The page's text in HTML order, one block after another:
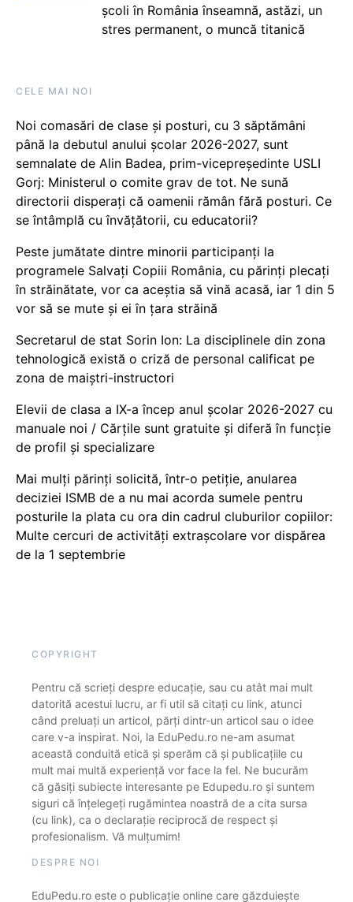
școli în România înseamnă, astăzi, un
stres permanent, o muncă titanică
CELE MAI NOI
Noi comasări de clase și posturi, cu 3 săptămâni
până la debutul anului școlar 2026-2027, sunt
semnalate de Alin Badea, prim-vicepreședinte USLI
Gorj: Ministerul o comite grav de tot. Ne sună
directorii disperați că oamenii rămân fără posturi. Ce
se întâmplă cu învățătorii, cu educatorii?
Peste jumătate dintre minorii participanți la
programele Salvați Copiii România, cu părinți plecați
în străinătate, vor ca aceștia să vină acasă, iar 1 din 5
vor să se mute și ei în țara străină
Secretarul de stat Sorin Ion: La disciplinele din zona
tehnologică există o criză de personal calificat pe
zona de maiștri-instructori
Elevii de clasa a IX-a încep anul școlar 2026-2027 cu
manuale noi / Cărțile sunt gratuite și diferă în funcție
de profil și specializare
Mai mulți părinți solicită, într-o petiție, anularea
deciziei ISMB de a nu mai acorda sumele pentru
posturile la plata cu ora din cadrul cluburilor copiilor:
Multe cercuri de activități extrașcolare vor dispărea
de la 1 septembrie
COPYRIGHT
Pentru că scrieți despre educație, sau cu atât mai mult
datorită acestui lucru, ar fi util să citați cu link, atunci
când preluați un articol, părți dintr-un articol sau o idee
care v-a inspirat. Noi, la EduPedu.ro ne-am asumat
această conduită etică și sperăm că și publicațiile cu
mult mai multă experiență vor face la fel. Ne bucurăm
că găsiți subiecte interesante pe Edupedu.ro și suntem
siguri că înțelegeți rugămintea noastră de a cita sursa
(cu link), ca o declarație reciprocă de respect și
profesionalism. Vă mulțumim!
DESPRE NOI
EduPedu.ro este o publicație online care găzduiește